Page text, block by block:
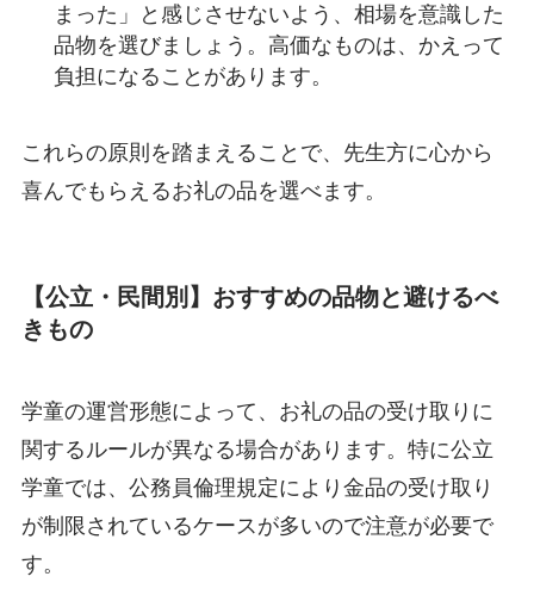
まった」と感じさせないよう、相場を意識した
品物を選びましょう。高価なものは、かえって
負担になることがあります。
これらの原則を踏まえることで、先生方に心から
喜んでもらえるお礼の品を選べます。
【公立・民間別】おすすめの品物と避けるべ
きもの
学童の運営形態によって、お礼の品の受け取りに
関するルールが異なる場合があります。特に公立
学童では、公務員倫理規定により金品の受け取り
が制限されているケースが多いので注意が必要で
す。